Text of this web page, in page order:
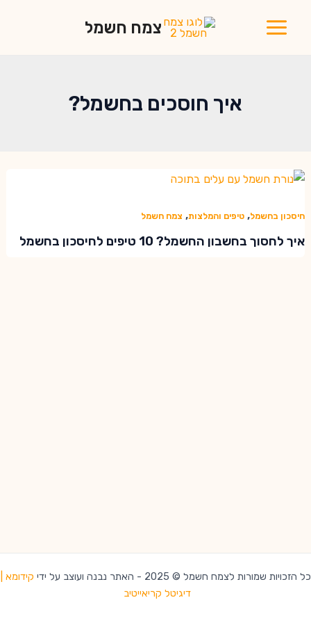
צמח חשמל
איך חוסכים בחשמל?
חיסכון בחשמל, טיפים והמלצות, צמח חשמל
איך לחסוך בחשבון החשמל? 10 טיפים לחיסכון בחשמל
כל הזכויות שמורות לצמח חשמל © 2025 - האתר נבנה ועוצב על ידי
קידומא |
דיגיטל קריאייטיב